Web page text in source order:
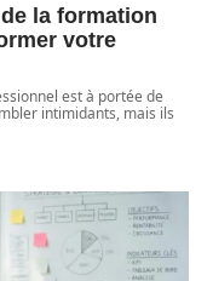
la formation
votre
est à portée de
intimidants, mais ils